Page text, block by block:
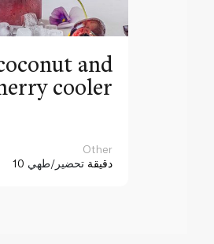
and
cooler
Other
10 دقيقة تحضير/طهي